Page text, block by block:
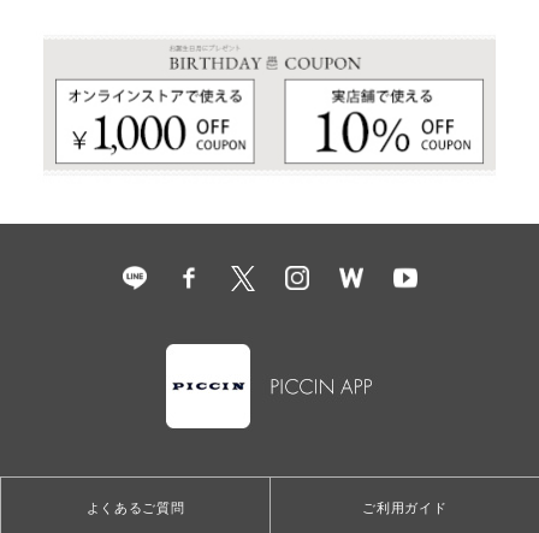
よくあるご質問 ご利用ガイド